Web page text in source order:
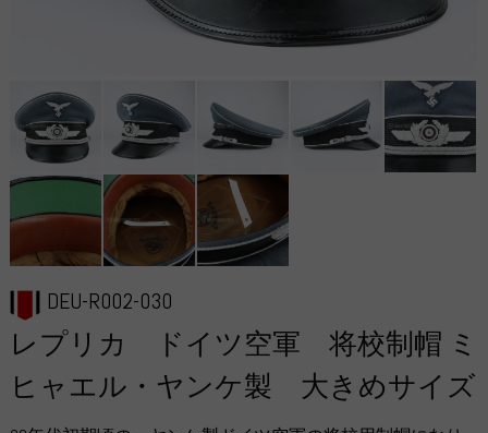
DEU-R002-030
レプリカ ドイツ空軍 将校制帽 ミ
ヒャエル・ヤンケ製 大きめサイズ